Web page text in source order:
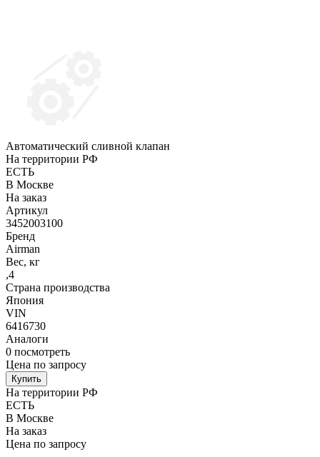
Автоматический сливной клапан
На территории РФ
ЕСТЬ
В Москве
На заказ
Артикул
3452003100
Бренд
Airman
Вес, кг
,4
Страна производства
Япония
VIN
6416730
Аналоги
0 посмотреть
Цена по запросу
Купить
На территории РФ
ЕСТЬ
В Москве
На заказ
Цена по запросу